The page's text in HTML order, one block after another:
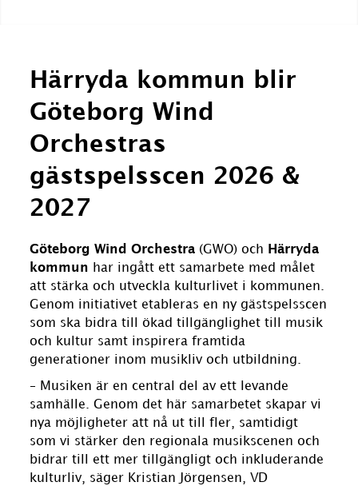
Härryda kommun blir
Göteborg Wind
Orchestras
gästspelsscen 2026 &
2027
Göteborg Wind Orchestra (GWO) och Härryda
kommun har ingått ett samarbete med målet
att stärka och utveckla kulturlivet i kommunen.
Genom initiativet etableras en ny gästspelsscen
som ska bidra till ökad tillgänglighet till musik
och kultur samt inspirera framtida
generationer inom musikliv och utbildning.
– Musiken är en central del av ett levande
samhälle. Genom det här samarbetet skapar vi
nya möjligheter att nå ut till fler, samtidigt
som vi stärker den regionala musikscenen och
bidrar till ett mer tillgängligt och inkluderande
kulturliv, säger Kristian Jörgensen, VD